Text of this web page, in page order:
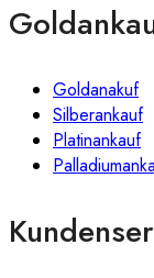
Goldanakuf
Silberankauf
Platinankauf